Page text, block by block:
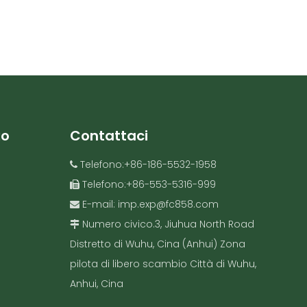
Contattaci
Telefono:+86-186-5532-1958
Telefono:+86-553-5316-999
E-mail: imp.exp@fc858.com
Numero civico.3, Jiuhua North Road
Distretto di Wuhu, Cina (Anhui) Zona
pilota di libero scambio Città di Wuhu,
Anhui, Cina